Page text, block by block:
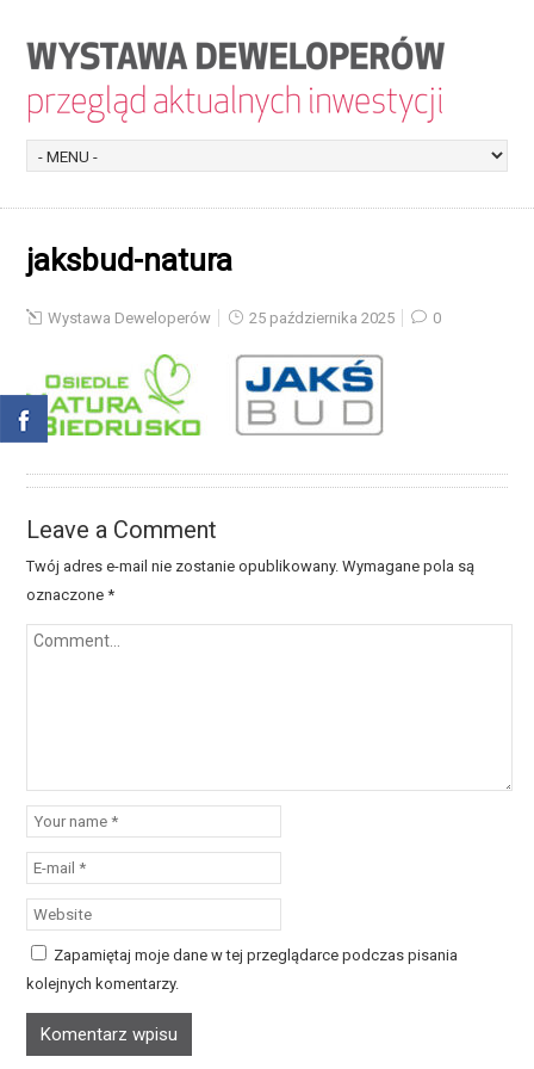
jaksbud-natura
Wystawa Deweloperów 25 października 2025 0
Leave a Comment
Twój adres e-mail nie zostanie opublikowany. Wymagane pola są
oznaczone*
Zapamiętaj moje dane w tej przeglądarce podczas pisania
kolejnych komentarzy.